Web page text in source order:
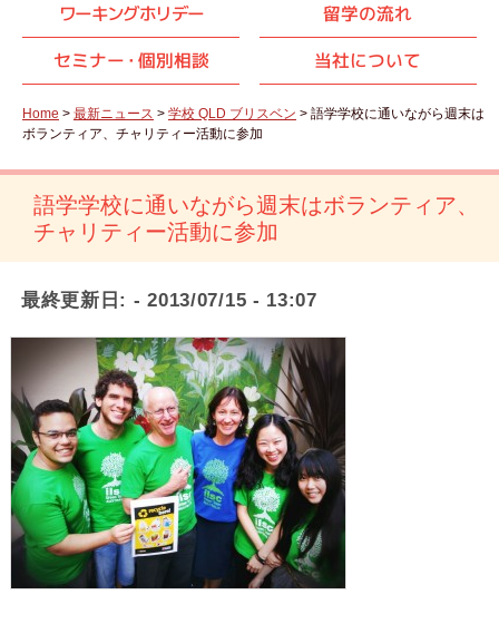
ワーキングホリデー
留学の流れ
セミナー・ 個別相談 当社について
Home > 最新ニュース > 学校 QLD ブリスベン > 語学学校に通いながら週末は
ボランティア、チャリティー活動に参加
語学学校に通いながら週末はボランティア、
チャリティー活動に参加
最終更新日: - 2013/07/15 - 13:07